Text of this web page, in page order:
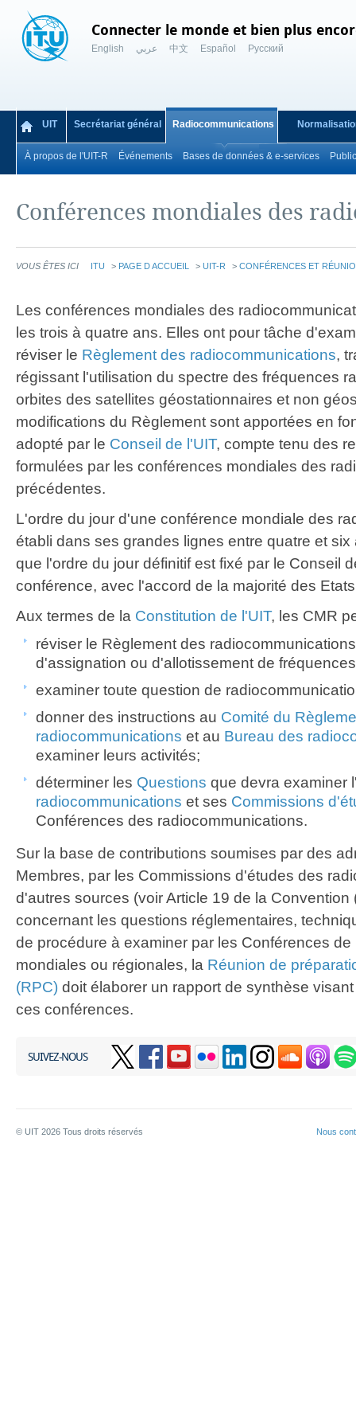
Connecter le monde et bien plus
English عربي 中文 Español Русский
UIT Secrétariat général Radiocommunications
À propos de l'UIT-R Événements Bases de données & e-services
Conférences mondiales des
VOUS ÊTES ICI ITU > PAGE D ACCUEIL > UIT-R > CONFÉRENCES ET
Les conférences mondiales des
les trois à quatre ans. Elles ont pour tâche
réviser le Règlement des radiocommunications,
régissant l'utilisation du spectre des fréquences
orbites des satellites géostationnaires et non
modifications du Règlement sont apportées en
adopté par le Conseil de l'UIT, compte tenu des
formulées par les conférences mondiales des
précédentes.
L'ordre du jour d'une conférence mondiale des
établi dans ses grandes lignes entre quatre et
que l'ordre du jour définitif est fixé par le Conseil
conférence, avec l'accord de la majorité des
Aux termes de la Constitution de l'UIT, les CMR
réviser le Règlement des
d'assignation ou d'allotissement de
examiner toute question de
donner des instructions au Comité du
radiocommunications et au Bureau des
examiner leurs activités;
déterminer les Questions que devra examiner
radiocommunications et ses Commissions
Conférences des radiocommunications.
Sur la base de contributions soumises par des
Membres, par les Commissions d'études des
d'autres sources (voir Article 19 de la Convention
concernant les questions réglementaires,
de procédure à examiner par les Conférences
mondiales ou régionales, la Réunion de
(RPC) doit élaborer un rapport de synthèse
ces conférences.
SUIVEZ-NOUS
© UIT 2026 Tous droits réservés Nous